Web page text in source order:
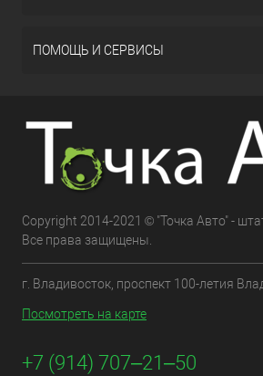
ПОМОЩЬ И СЕРВИСЫ
Copyright 2014-2021 © "Точка Авто" -
Все права защищены.
г. Владивосток, проспект 100-летия
Посмотреть на карте
+7 (914) 707‒21‒50